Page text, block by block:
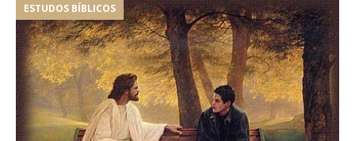
ESTUDOS BÍBLICOS